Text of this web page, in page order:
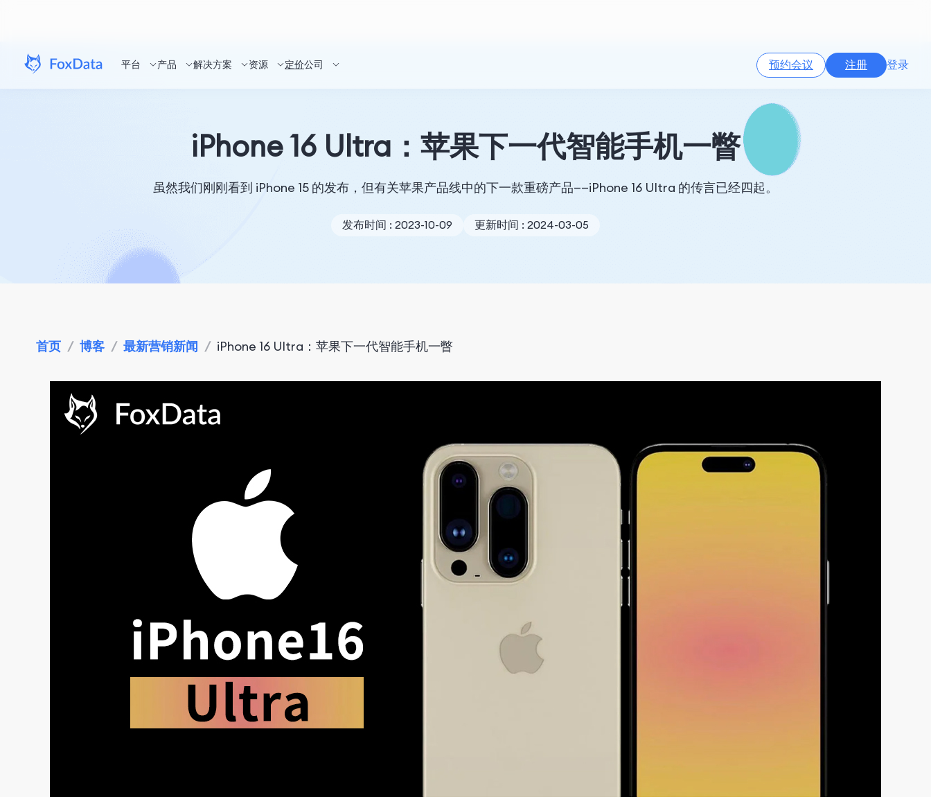
平台 产品 解决方案 资源 定价公司 预约会议 注册 登录
iPhone 16 Ultra：苹果下一代智能手机一瞥
虽然我们刚刚看到 iPhone 15 的发布，但有关苹果产品线中的下一款重磅产品——iPhone 16 Ultra 的传言已经四起。
发布时间 : 2023-10-09 更新时间 : 2024-03-05
首页 / 博客 / 最新营销新闻 / iPhone 16 Ultra：苹果下一代智能手机一瞥